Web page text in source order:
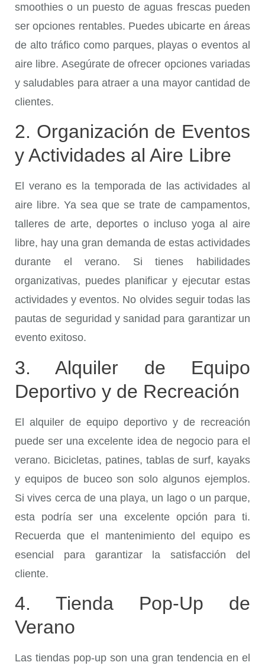
smoothies o un puesto de aguas frescas pueden
ser opciones rentables. Puedes ubicarte en áreas
de alto tráfico como parques, playas o eventos al
aire libre. Asegúrate de ofrecer opciones variadas
y saludables para atraer a una mayor cantidad de
clientes.
2. Organización de Eventos
y Actividades al Aire Libre
El verano es la temporada de las actividades al
aire libre. Ya sea que se trate de campamentos,
talleres de arte, deportes o incluso yoga al aire
libre, hay una gran demanda de estas actividades
durante el verano. Si tienes habilidades
organizativas, puedes planificar y ejecutar estas
actividades y eventos. No olvides seguir todas las
pautas de seguridad y sanidad para garantizar un
evento exitoso.
3. Alquiler de Equipo
Deportivo y de Recreación
El alquiler de equipo deportivo y de recreación
puede ser una excelente idea de negocio para el
verano. Bicicletas, patines, tablas de surf, kayaks
y equipos de buceo son solo algunos ejemplos.
Si vives cerca de una playa, un lago o un parque,
esta podría ser una excelente opción para ti.
Recuerda que el mantenimiento del equipo es
esencial para garantizar la satisfacción del
cliente.
4. Tienda Pop-Up de
Verano
Las tiendas pop-up son una gran tendencia en el